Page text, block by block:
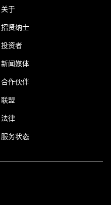
关于
招贤纳士
投资者
新闻媒体
合作伙伴
联盟
法律
服务状态